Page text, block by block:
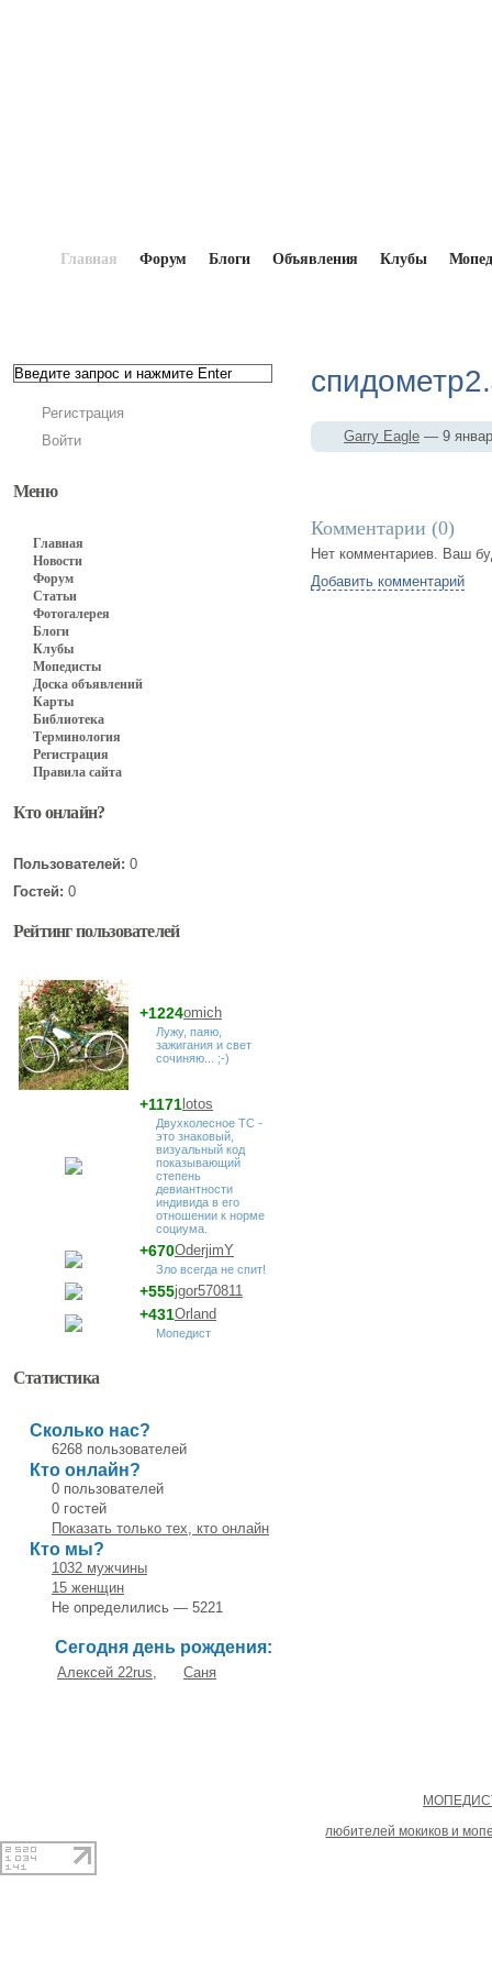
Главная Форум Блоги Объявления Клубы
Регистрация
Войти
Меню
Главная
Новости
Форум
Статьи
Фотогалерея
Блоги
Клубы
Мопедисты
Доска объявлений
Карты
Библиотека
Терминология
Регистрация
Правила сайта
Кто онлайн?
Пользователей: 0
Гостей: 0
Рейтинг пользователей
omich
+1224
Лужу, паяю,
зажигания и свет
сочиняю... ;-)
lotos
+1171
Двухколесное ТС -
это знаковый,
визуальный код
показывающий
степень
девиантности
индивида в его
отношении к норме
социума.
OderjimY
+670
Зло всегда не спит!
jgor570811
+555
Orland
+431
Мопедист
Статистика
Сколько нас?
6268 пользователей
Кто онлайн?
0 пользователей
0 гостей
Показать только тех, кто онлайн
Кто мы?
1032 мужчины
15 женщин
Не определились — 5221
Сегодня день рождения:
Алексей 22rus, Саня
Garry Eagle — 9
Комментарии (0)
Нет комментариев. Ваш
Добавить комментарий
любителей мокиков и